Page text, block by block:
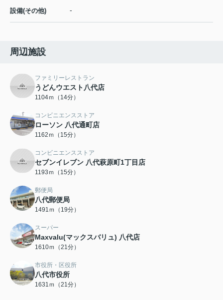
設備(その他) -
周辺施設
ファミリーレストラン
うどんウエスト八代店
1104ｍ（14分）
コンビニエンスストア
ローソン 八代通町店
1162ｍ（15分）
コンビニエンスストア
セブンイレブン 八代萩原町1丁目店
1193ｍ（15分）
郵便局
八代郵便局
1491ｍ（19分）
スーパー
Maxvalu(マックスバリュ) 八代店
1610ｍ（21分）
市役所・区役所
八代市役所
1631ｍ（21分）